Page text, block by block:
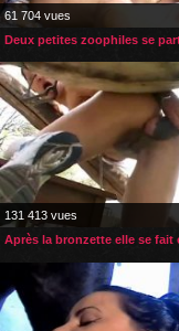
61 704 vues
131 413 vues